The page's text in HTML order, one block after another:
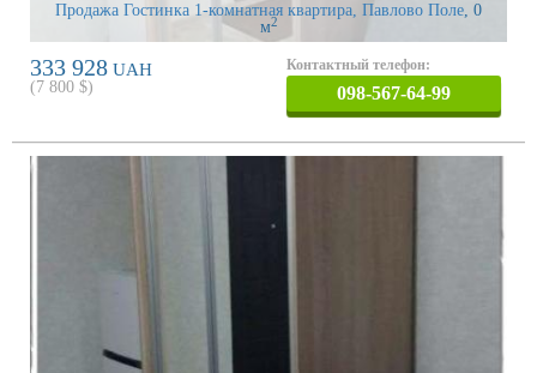
Продажа Гостинка 1-комнатная квартира, Павлово Поле, 0
м2
333 928 UAH
(7 800 $)
Контактный телефон:
098-567-64-99